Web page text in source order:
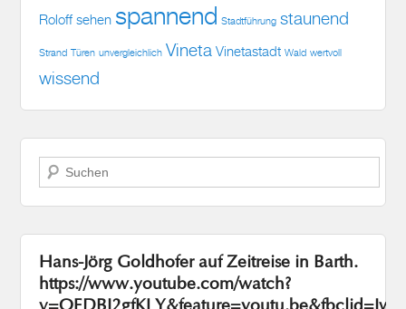
Strand Türen unvergleichlich Vineta Vinetastadt Wald wertvoll
https://www.youtube.com/watch?
JAmOx2-YSkl8jLomRVsc